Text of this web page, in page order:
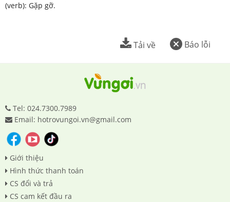
(verb): Gặp gỡ.
Báo lỗi
Tải về
Tel: 024.7300.7989
Email: hotrovungoi.vn@gmail.com
Giới thiệu
Hình thức thanh toán
CS đổi và trả
CS cam kết đầu ra